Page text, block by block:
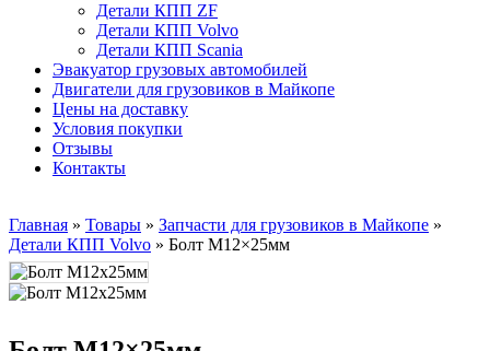
Детали КПП ZF
Детали КПП Volvo
Детали КПП Scania
Эвакуатор грузовых автомобилей
Двигатели для грузовиков в Майкопе
Цены на доставку
Условия покупки
Отзывы
Контакты
Главная » Товары » Запчасти для грузовиков в Майкопе »
Детали КПП Volvo » Болт М12×25мм